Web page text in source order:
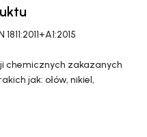
chemicznych zakazanych
jak: ołów, nikiel,